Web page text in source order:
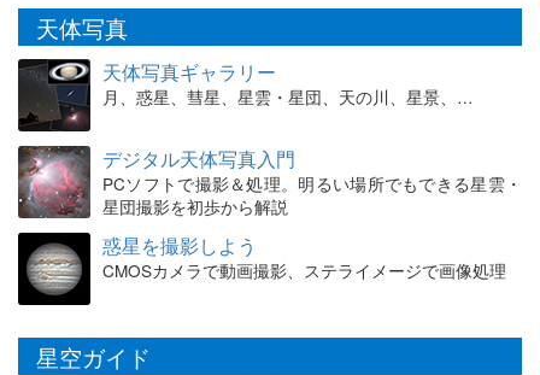
天体写真
天体写真ギャラリー
月、惑星、彗星、星雲・星団、天の川、星景、…
デジタル天体写真入門
PCソフトで撮影＆処理。明るい場所でもできる星雲・
星団撮影を初歩から解説
惑星を撮影しよう
CMOSカメラで動画撮影、ステライメージで画像処理
星空ガイド